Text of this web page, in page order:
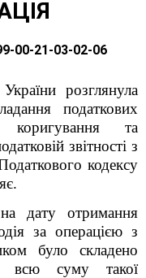
00-21-03-02-06
розглянула
податкових
та
звітності з
кодексу
дату отримання
за операцією з
було складено
всю суму такої